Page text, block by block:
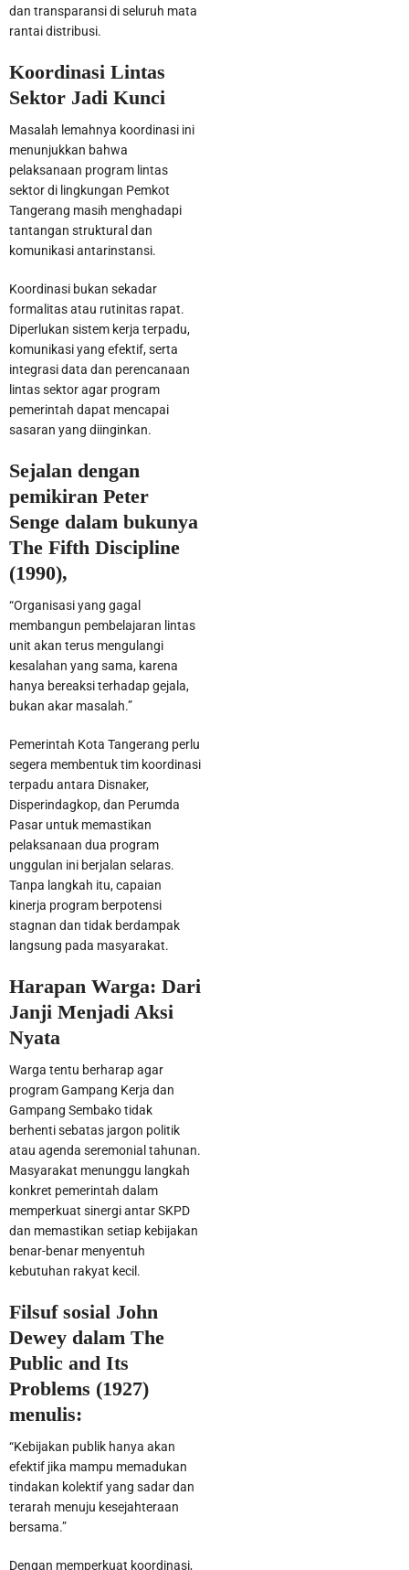
dan transparansi di seluruh mata
rantai distribusi.
Koordinasi Lintas
Sektor Jadi Kunci
Masalah lemahnya koordinasi ini
menunjukkan bahwa
pelaksanaan program lintas
sektor di lingkungan Pemkot
Tangerang masih menghadapi
tantangan struktural dan
komunikasi antarinstansi.
Koordinasi bukan sekadar
formalitas atau rutinitas rapat.
Diperlukan sistem kerja terpadu,
komunikasi yang efektif, serta
integrasi data dan perencanaan
lintas sektor agar program
pemerintah dapat mencapai
sasaran yang diinginkan.
Sejalan dengan
pemikiran Peter
Senge dalam bukunya
The Fifth Discipline
(1990),
“Organisasi yang gagal
membangun pembelajaran lintas
unit akan terus mengulangi
kesalahan yang sama, karena
hanya bereaksi terhadap gejala,
bukan akar masalah.”
Pemerintah Kota Tangerang perlu
segera membentuk tim koordinasi
terpadu antara Disnaker,
Disperindagkop, dan Perumda
Pasar untuk memastikan
pelaksanaan dua program
unggulan ini berjalan selaras.
Tanpa langkah itu, capaian
kinerja program berpotensi
stagnan dan tidak berdampak
langsung pada masyarakat.
Harapan Warga: Dari
Janji Menjadi Aksi
Nyata
Warga tentu berharap agar
program Gampang Kerja dan
Gampang Sembako tidak
berhenti sebatas jargon politik
atau agenda seremonial tahunan.
Masyarakat menunggu langkah
konkret pemerintah dalam
memperkuat sinergi antar SKPD
dan memastikan setiap kebijakan
benar-benar menyentuh
kebutuhan rakyat kecil.
Filsuf sosial John
Dewey dalam The
Public and Its
Problems (1927)
menulis:
“Kebijakan publik hanya akan
efektif jika mampu memadukan
tindakan kolektif yang sadar dan
terarah menuju kesejahteraan
bersama.”
Dengan memperkuat koordinasi,